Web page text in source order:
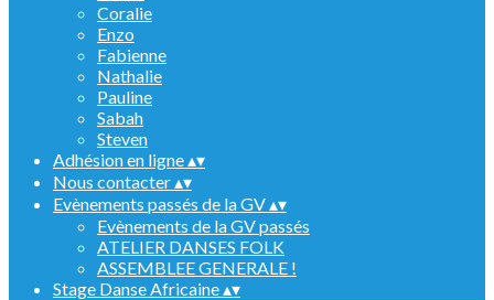
Coralie
Enzo
Fabienne
Nathalie
Pauline
Sabah
Steven
Adhésion en ligne▴▾
Nous contacter▴▾
Evènements passés de la GV▴▾
Evènements de la GV passés
ATELIER DANSES FOLK
ASSEMBLEE GENERALE !
Stage Danse Africaine▴▾